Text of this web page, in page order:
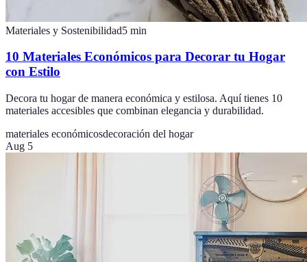
Materiales y Sostenibilidad5 min
10 Materiales Económicos para Decorar tu Hogar
con Estilo
Decora tu hogar de manera económica y estilosa. Aquí tienes 10
materiales accesibles que combinan elegancia y durabilidad.
materiales económicosdecoración del hogar
Aug 5